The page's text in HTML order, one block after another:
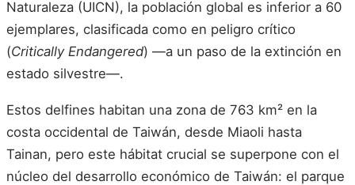
Naturaleza (UICN), la población global es inferior a 60
ejemplares, clasificada como en peligro crítico
(Critically Endangered) —a un paso de la extinción en
estado silvestre—.
Estos delfines habitan una zona de 763 km² en la
costa occidental de Taiwán, desde Miaoli hasta
Tainan, pero este hábitat crucial se superpone con el
núcleo del desarrollo económico de Taiwán: el parque